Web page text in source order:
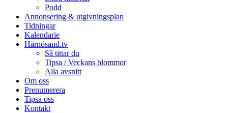
Podd
Annonsering & utgivningsplan
Tidningar
Kalendarie
Härnösand.tv
Så tittar du
Tipsa / Veckans blommor
Alla avsnitt
Om oss
Prenumerera
Tipsa oss
Kontakt